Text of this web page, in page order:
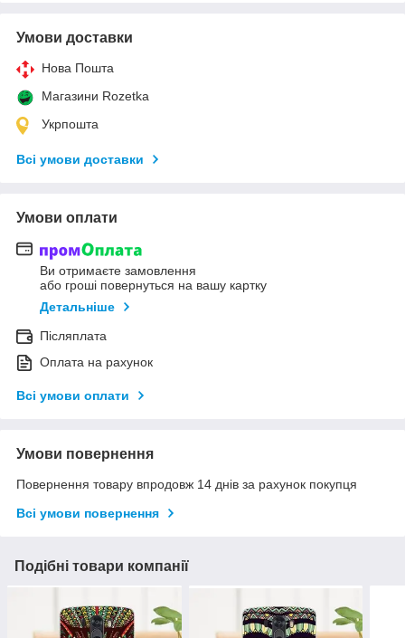
Умови доставки
Нова Пошта
Магазини Rozetka
Укрпошта
Всі умови доставки
Умови оплати
Ви отримаєте замовлення
або гроші повернуться на вашу картку
Детальніше
Післяплата
Оплата на рахунок
Всі умови оплати
Умови повернення
Повернення товару впродовж 14 днів за рахунок покупця
Всі умови повернення
Подібні товари компанії